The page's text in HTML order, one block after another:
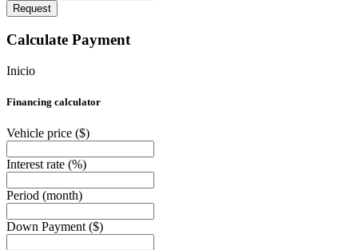
Request
Calculate Payment
Inicio
Financing calculator
Vehicle price ($)
Interest rate (%)
Period (month)
Down Payment ($)